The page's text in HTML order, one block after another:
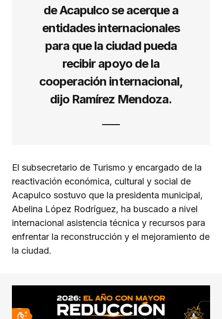
de Acapulco se acerque a
entidades internacionales
para que la ciudad pueda
recibir apoyo de la
cooperación internacional,
dijo Ramírez Mendoza.
El subsecretario de Turismo y encargado de la
reactivación económica, cultural y social de
Acapulco sostuvo que la presidenta municipal,
Abelina López Rodríguez, ha buscado a nivel
internacional asistencia técnica y recursos para
enfrentar la reconstrucción y el mejoramiento de
la ciudad.